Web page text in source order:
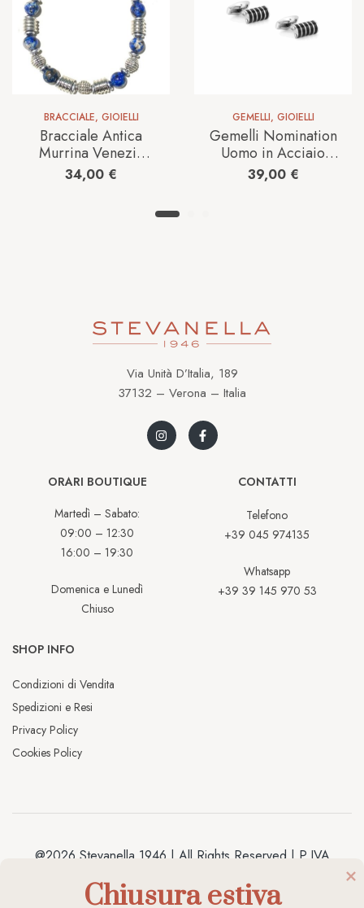
BRACCIALE, GIOIELLI
Bracciale Antica
Murrina Venezia
Uomo in Vetro
BLU4G2206
34,00 €
GEMELLI, GIOIELLI
Gemelli Nomination
Uomo in Acciaio
028305/030
39,00 €
Via Unità D’Italia, 189
37132 – Verona – Italia
ORARI BOUTIQUE
Martedì – Sabato:
09:00 – 12:30
16:00 – 19:30
Domenica e Lunedì
Chiuso
CONTATTI
Telefono
+39 045 974135
Whatsapp
+39 39 145 970 53
SHOP INFO
Condizioni di Vendita
Spedizioni e Resi
Privacy Policy
Cookies Policy
@2026 Stevanella 1946 | All Rights Reserved | P.IVA
Chiusura estiva